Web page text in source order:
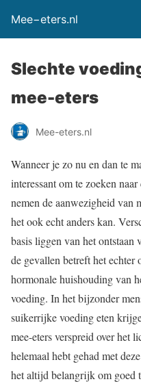
Mee−eters.nl
Slechte
mee-eters
Mee-eters.nl
Wanneer je zo nu en dan te
interessant om te zoeken
nemen de aanwezigheid van
het ook echt anders kan.
basis liggen van het ontstaan
de gevallen betreft het
hormonale huishouding van
voeding. In het bijzonder
suikerrijke voeding eten
mee-eters verspreid over het
helemaal hebt gehad met
het altijd belangrijk om goed